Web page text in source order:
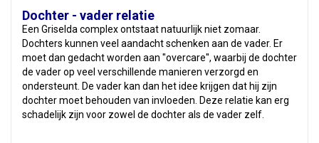
Dochter - vader relatie
Een Griselda complex ontstaat natuurlijk niet zomaar.
Dochters kunnen veel aandacht schenken aan de vader. Er
moet dan gedacht worden aan ''overcare'', waarbij de dochter
de vader op veel verschillende manieren verzorgd en
ondersteunt. De vader kan dan het idee krijgen dat hij zijn
dochter moet behouden van invloeden. Deze relatie kan erg
schadelijk zijn voor zowel de dochter als de vader zelf.